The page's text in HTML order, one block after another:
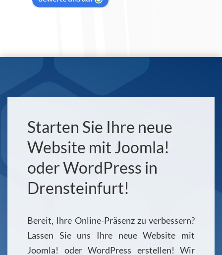
Starten Sie Ihre neue
Website mit Joomla!
oder WordPress in
Drensteinfurt!
Bereit, Ihre Online-Präsenz zu verbessern?
Lassen Sie uns Ihre neue Website mit
Joomla! oder WordPress erstellen! Wir